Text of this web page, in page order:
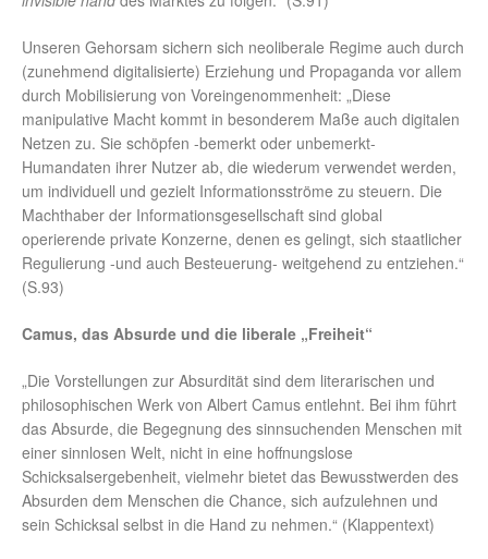
Unseren Gehorsam sichern sich neoliberale Regime auch durch
(zunehmend digitalisierte) Erziehung und Propaganda vor allem
durch Mobilisierung von Voreingenommenheit: „Diese
manipulative Macht kommt in besonderem Maße auch digitalen
Netzen zu. Sie schöpfen -bemerkt oder unbemerkt-
Humandaten ihrer Nutzer ab, die wiederum verwendet werden,
um individuell und gezielt Informationsströme zu steuern. Die
Machthaber der Informationsgesellschaft sind global
operierende private Konzerne, denen es gelingt, sich staatlicher
Regulierung -und auch Besteuerung- weitgehend zu entziehen.“
(S.93)
Camus, das Absurde und die liberale „Freiheit“
„Die Vorstellungen zur Absurdität sind dem literarischen und
philosophischen Werk von Albert Camus entlehnt. Bei ihm führt
das Absurde, die Begegnung des sinnsuchenden Menschen mit
einer sinnlosen Welt, nicht in eine hoffnungslose
Schicksalsergebenheit, vielmehr bietet das Bewusstwerden des
Absurden dem Menschen die Chance, sich aufzulehnen und
sein Schicksal selbst in die Hand zu nehmen.“ (Klappentext)